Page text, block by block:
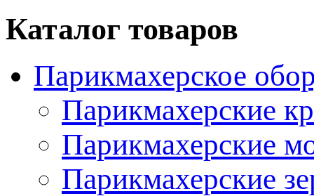
Каталог товаров
Парикмахерское
Парикмахерские
Парикмахерские
Парикмахерские